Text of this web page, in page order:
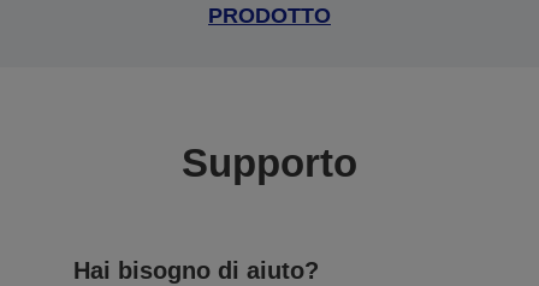
PRODOTTO
Supporto
Hai bisogno di aiuto?